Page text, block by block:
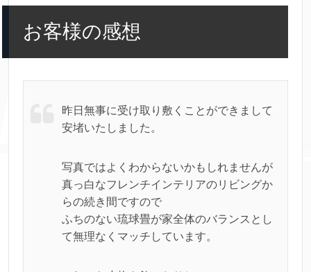
お客様の感想
昨日無事に受け取り敷くことができまして
安堵いたしました。
写真ではよくわからないかもしれませんが
真っ白なフレンチインテリアのリビングか
らの続き間ですので
ふちのない琉球畳が家全体のバランスとし
て無理なくマッチしています。